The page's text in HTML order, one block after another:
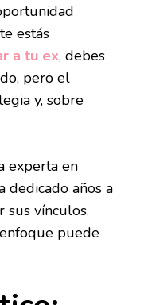
estás
a tu ex, debes
pero el
y, sobre
experta en
dedicado años a
sus vínculos.
puede